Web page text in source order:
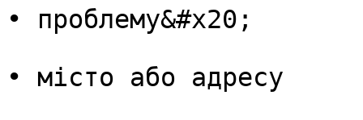
• проблему&#x20;
• місто або адресу